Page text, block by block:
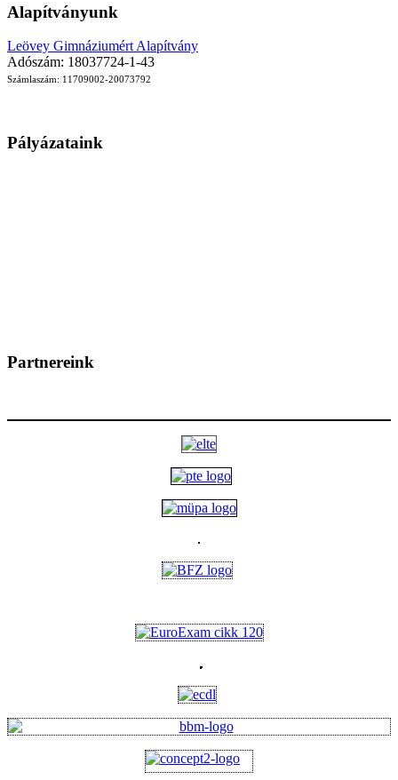
Alapítványunk
Leövey Gimnáziumért Alapítvány
Adószám: 18037724-1-43
Számlaszám: 11709002-20073792
Pályázataink
Partnereink